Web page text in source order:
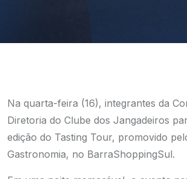
Na quarta-feira (16), integrantes da
Diretoria do Clube dos Jangadeiros
edição do Tasting Tour, promovido
Gastronomia, no BarraShoppingSul.